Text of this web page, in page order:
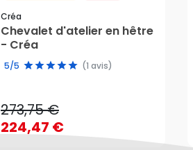
Créa
Chevalet d'atelier en hêtre
- Créa
5/5 (1 avis)
273,75 €
224,47 €
273,75 €
AJOUTER AU PANIER